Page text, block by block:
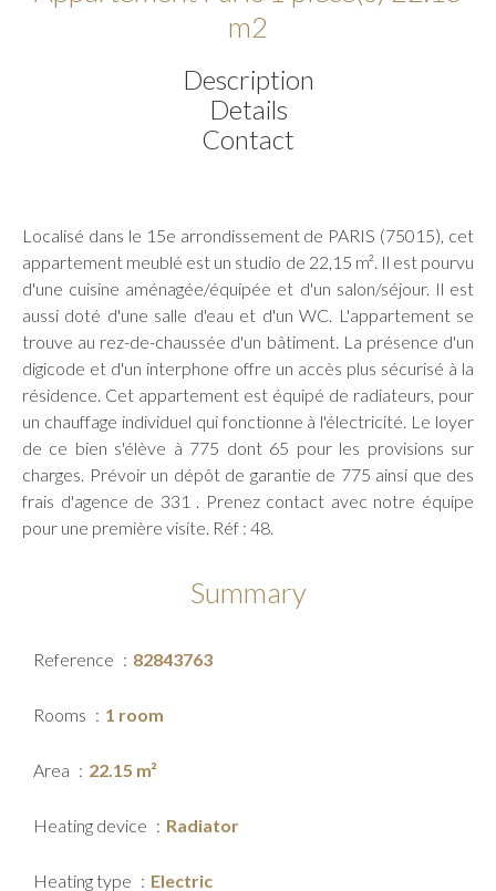
m2
Description
Details
Contact
Localisé dans le 15e arrondissement de PARIS (75015), cet
appartement meublé est un studio de 22,15 m². Il est pourvu
d'une cuisine aménagée/équipée et d'un salon/séjour. Il est
aussi doté d'une salle d'eau et d'un WC. L'appartement se
trouve au rez-de-chaussée d'un bâtiment. La présence d'un
digicode et d'un interphone offre un accès plus sécurisé à la
résidence. Cet appartement est équipé de radiateurs, pour
un chauffage individuel qui fonctionne à l'électricité. Le loyer
de ce bien s'élève à 775 dont 65 pour les provisions sur
charges. Prévoir un dépôt de garantie de 775 ainsi que des
frais d'agence de 331 . Prenez contact avec notre équipe
pour une première visite. Réf : 48.
Summary
Reference 82843763
Rooms 1 room
Area 22.15 m²
Heating device Radiator
Heating type Electric